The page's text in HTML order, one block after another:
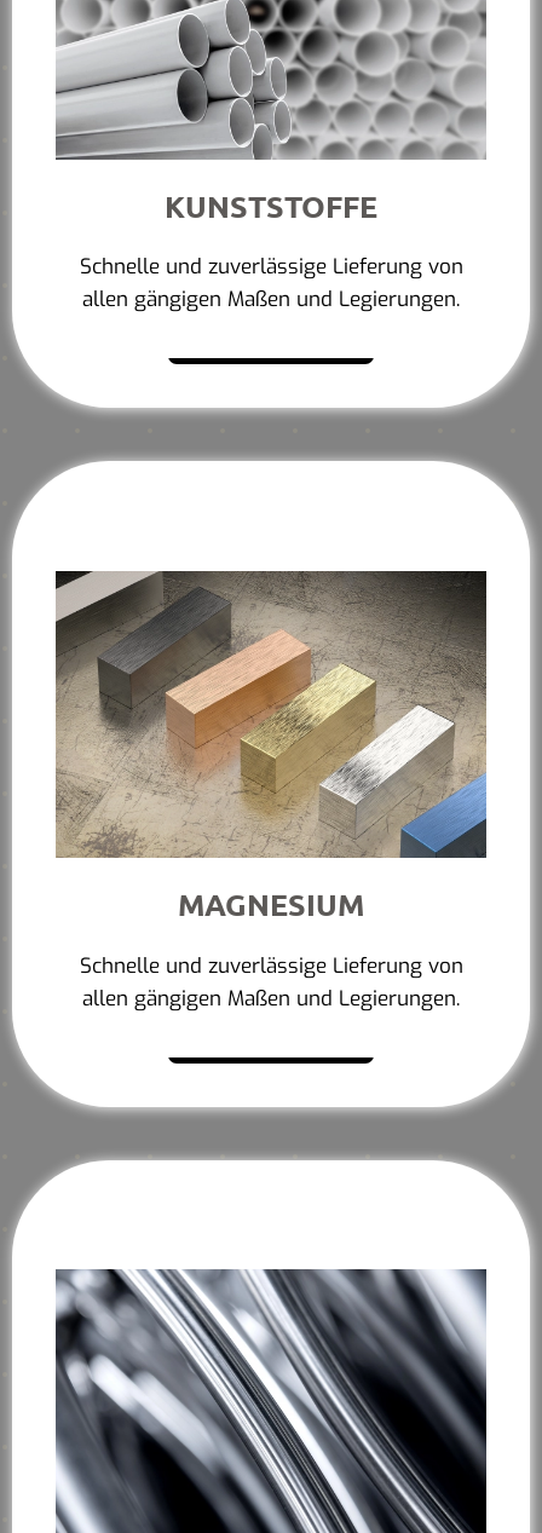
KUNSTSTOFFE
Schnelle und zuverlässige Lieferung von
allen gängigen Maßen und Legierungen.
MAGNESIUM
Schnelle und zuverlässige Lieferung von
allen gängigen Maßen und Legierungen.